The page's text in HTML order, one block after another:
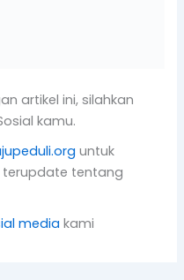
dipublikasikan.